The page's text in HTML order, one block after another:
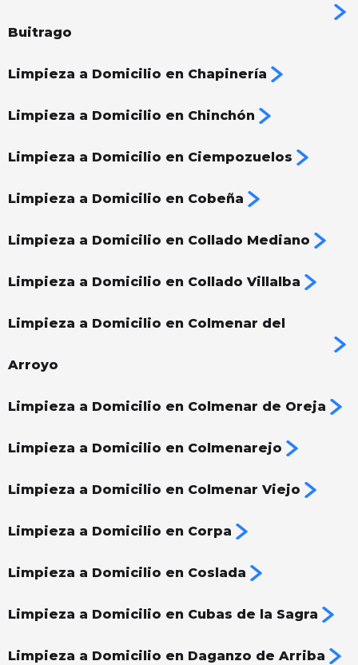
Buitrago
Limpieza a Domicilio en Chapinería
Limpieza a Domicilio en Chinchón
Limpieza a Domicilio en Ciempozuelos
Limpieza a Domicilio en Cobeña
Limpieza a Domicilio en Collado Mediano
Limpieza a Domicilio en Collado Villalba
Limpieza a Domicilio en Colmenar del
Arroyo
Limpieza a Domicilio en Colmenar de Oreja
Limpieza a Domicilio en Colmenarejo
Limpieza a Domicilio en Colmenar Viejo
Limpieza a Domicilio en Corpa
Limpieza a Domicilio en Coslada
Limpieza a Domicilio en Cubas de la Sagra
Limpieza a Domicilio en Daganzo de Arriba